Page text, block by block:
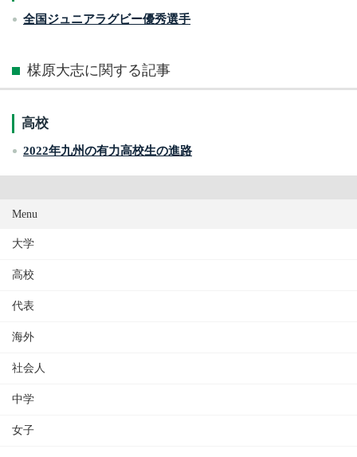
全国ジュニアラグビー優秀選手
楳原大志に関する記事
高校
2022年九州の有力高校生の進路
Menu
大学
高校
代表
海外
社会人
中学
女子